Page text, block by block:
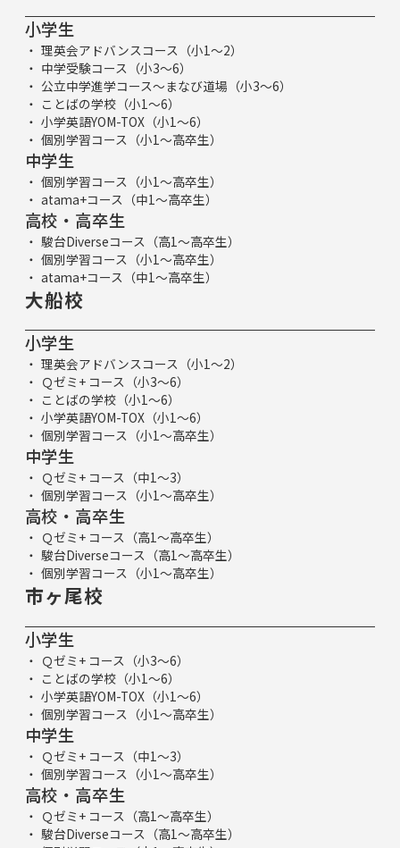
小学生
理英会アドバンスコース（小1～2）
中学受験コース（小3～6）
公立中学進学コース～まなび道場（小3～6）
ことばの学校（小1～6）
小学英語YOM-TOX（小1～6）
個別学習コース（小1～高卒生）
中学生
個別学習コース（小1～高卒生）
atama+コース（中1～高卒生）
高校・高卒生
駿台Diverseコース（高1～高卒生）
個別学習コース（小1～高卒生）
atama+コース（中1～高卒生）
大船校
小学生
理英会アドバンスコース（小1～2）
Ｑゼミ+ コース（小3～6）
ことばの学校（小1～6）
小学英語YOM-TOX（小1～6）
個別学習コース（小1～高卒生）
中学生
Ｑゼミ+ コース（中1～3）
個別学習コース（小1～高卒生）
高校・高卒生
Ｑゼミ+ コース（高1～高卒生）
駿台Diverseコース（高1～高卒生）
個別学習コース（小1～高卒生）
市ヶ尾校
小学生
Ｑゼミ+ コース（小3～6）
ことばの学校（小1～6）
小学英語YOM-TOX（小1～6）
個別学習コース（小1～高卒生）
中学生
Ｑゼミ+ コース（中1～3）
個別学習コース（小1～高卒生）
高校・高卒生
Ｑゼミ+ コース（高1～高卒生）
駿台Diverseコース（高1～高卒生）